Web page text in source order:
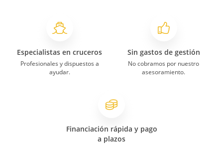
Especialistas en cruceros
Profesionales y dispuestos a
ayudar.
Sin gastos de gestión
No cobramos por nuestro
asesoramiento.
Financiación rápida y pago
a plazos